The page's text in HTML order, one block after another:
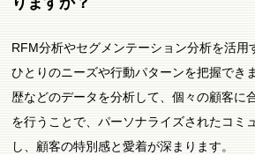
RFM分析やセグメンテーション分析を活用
ひとりのニーズや行動パターンを把握でき
歴などのデータを分析して、個々の顧客に
を行うことで、パーソナライズされたコミ
し、顧客の特別感と愛着が深まります。